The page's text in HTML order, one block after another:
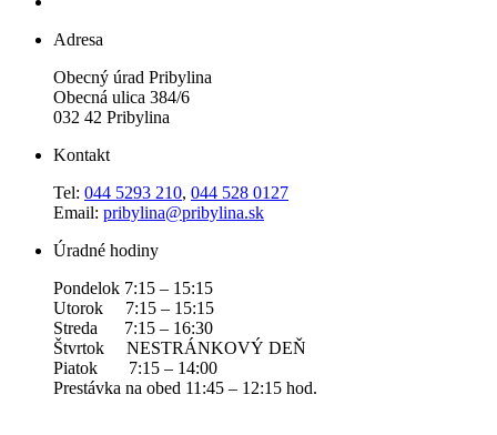
Adresa
Obecný úrad Pribylina
Obecná ulica 384/6
032 42 Pribylina
Kontakt
Tel: 044 5293 210, 044 528 0127
Email: pribylina@pribylina.sk
Úradné hodiny
Pondelok 7:15 – 15:15
Utorok 7:15 – 15:15
Streda 7:15 – 16:30
Štvrtok NESTRÁNKOVÝ DEŇ
Piatok 7:15 – 14:00
Prestávka na obed 11:45 – 12:15 hod.